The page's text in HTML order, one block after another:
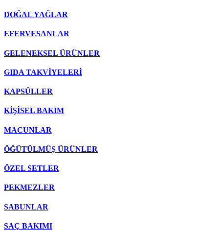
DOĞAL YAĞLAR
EFERVESANLAR
GELENEKSEL ÜRÜNLER
GIDA TAKVİYELERİ
KAPSÜLLER
KİŞİSEL BAKIM
MACUNLAR
ÖĞÜTÜLMÜŞ ÜRÜNLER
ÖZEL SETLER
PEKMEZLER
SABUNLAR
SAÇ BAKIMI